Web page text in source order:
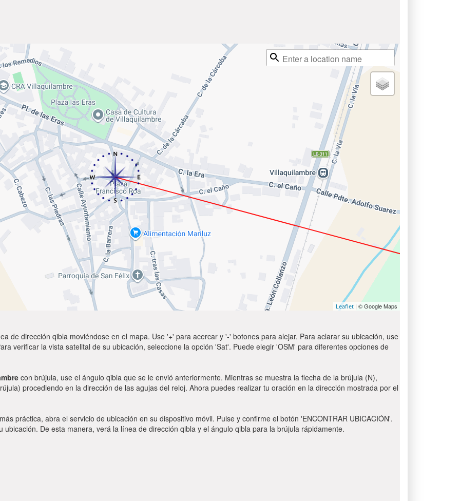
Leaflet | © Google Maps
de dirección qibla moviéndose en el mapa. Use '+' para acercar y '-' botones para alejar. Para aclarar su ubicación, use
verificar la vista satelital de su ubicación, seleccione la opción 'Sat'. Puede elegir 'OSM' para diferentes opciones de
con brújula, use el ángulo qibla que se le envió anteriormente. Mientras se muestra la flecha de la brújula (N),
procediendo en la dirección de las agujas del reloj. Ahora puedes realizar tu oración en la dirección mostrada por el
práctica, abra el servicio de ubicación en su dispositivo móvil. Pulse y confirme el botón 'ENCONTRAR UBICACIÓN'.
De esta manera, verá la línea de dirección qibla y el ángulo qibla para la brújula rápidamente.